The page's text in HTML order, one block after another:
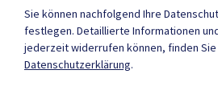
Quicklinks
Sie können nachfolgend Ihre
festlegen. Detaillierte Informationen
jederzeit widerrufen können, finden
Datenschutzerklärung.